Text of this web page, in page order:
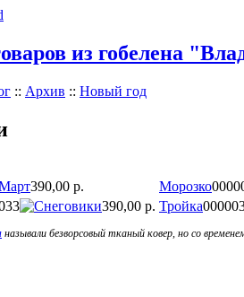
из гобелена
:: Архив :: Новый год
390,00 р. Морозко
390,00 р. Тройка
называли безворсовый тканый ковер, но со